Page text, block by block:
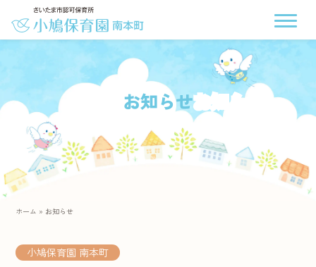
お知らせ
ホーム » お知らせ
小鳩保育園 南本町